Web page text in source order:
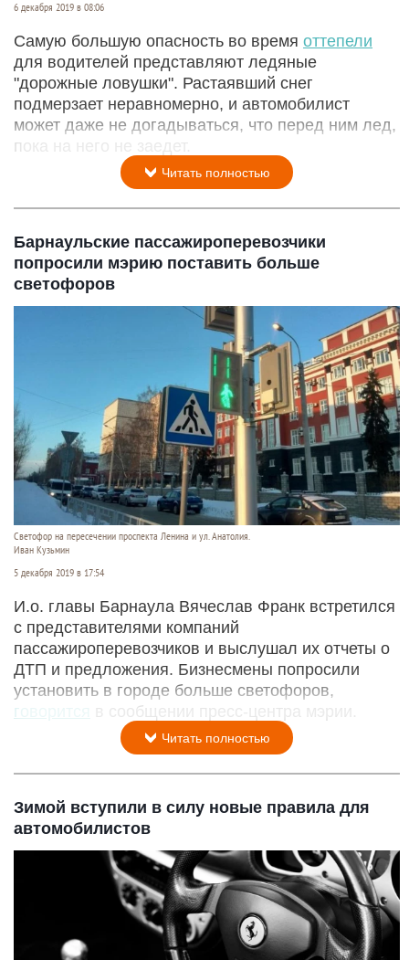
6 декабря 2019 в 08:06
Самую большую опасность во время оттепели
для водителей представляют ледяные
"дорожные ловушки". Растаявший снег
подмерзает неравномерно, и автомобилист
может даже не догадываться, что перед ним лед,
пока на него не заедет.
Читать полностью
Барнаульские пассажироперевозчики
попросили мэрию поставить больше
светофоров
Светофор на пересечении проспекта Ленина и ул. Анатолия.
Иван Кузьмин
5 декабря 2019 в 17:54
И.о. главы Барнаула Вячеслав Франк встретился
с представителями компаний
пассажироперевозчиков и выслушал их отчеты о
ДТП и предложения. Бизнесмены попросили
установить в городе больше светофоров,
говорится
в сообщении пресс-центра мэрии.
Читать полностью
Зимой вступили в силу новые правила для
автомобилистов